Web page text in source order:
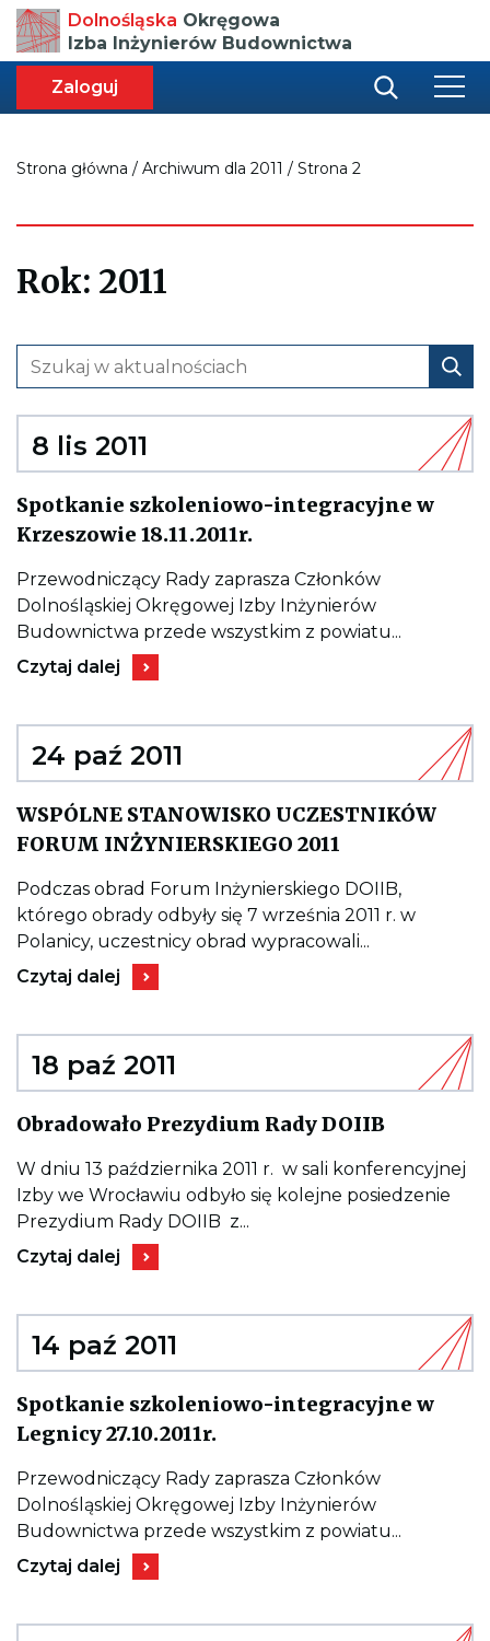
Przenosi
do
strony
głównej
Dolnośląska Okręgowa
Izba Inżynierów Budownictwa
Zaloguj
Strona główna / Archiwum dla 2011 / Strona 2
Rok: 2011
8 lis 2011
Spotkanie szkoleniowo-integracyjne w
Krzeszowie 18.11.2011r.do
Spotkanie
szkoleniowo-
integracyjne
w
Krzeszowie
Przewodniczący Rady zaprasza Członków
Dolnośląskiej Okręgowej Izby Inżynierów
Budownictwa przede wszystkim z powiatu...
Kieruje
do
szkoleniowo-
integracyjne
Krzeszowie
18.11.2011r.
Czytaj dalej
24 paź 2011
WSPÓLNE STANOWISKO UCZESTNIKÓW
FORUM INŻYNIERSKIEGO 2011
WSPÓLNE
STANOWISKO
FORUM
Podczas obrad Forum Inżynierskiego DOIIB,
którego obrady odbyły się 7 września 2011 r. w
Polanicy, uczestnicy obrad wypracowali...
Kieruje
do
STANOWISKO
UCZESTNIKÓW
FORUM
INŻYNIERSKIEGO
2011
Czytaj dalej
18 paź 2011
Obradowało Prezydium Rady DOIIBdo
Rady
W dniu 13 października 2011 r. w sali konferencyjnej
Izby we Wrocławiu odbyło się kolejne posiedzenie
Prezydium Rady DOIIB z...
Kieruje
do
Prezydium
Rady
DOIIB
Czytaj dalej
14 paź 2011
Spotkanie szkoleniowo-integracyjne w
Legnicy 27.10.2011r.do
Spotkanie
szkoleniowo-
integracyjne
w
Legnicy
Przewodniczący Rady zaprasza Członków
Dolnośląskiej Okręgowej Izby Inżynierów
Budownictwa przede wszystkim z powiatu...
Kieruje
do
szkoleniowo-
Czytaj dalej